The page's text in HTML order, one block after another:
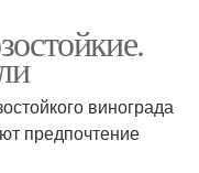
винограда
предпочтение